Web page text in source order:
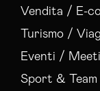
Vendita / E-
Turismo /
Eventi /
Sport & Team